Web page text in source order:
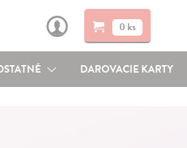
0 ks
DAROVACIE KARTY